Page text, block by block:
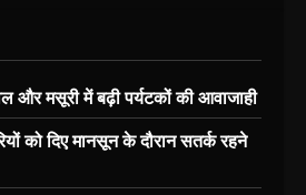
और मसूरी में बढ़ी पर्यटकों की आवाजाही
को दिए मानसून के दौरान सतर्क रहने